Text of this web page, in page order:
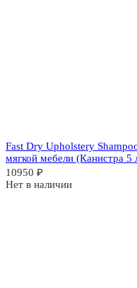
Fast Dry Upholstery
мягкой мебели (Канистра 5
10950 ₽
Нет в наличии